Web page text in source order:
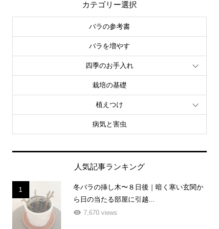
カテゴリー選択
バラの参考書
バラを増やす
四季のお手入れ
栽培の基礎
植えつけ
病気と害虫
人気記事ランキング
1
冬バラの挿し木〜８日後｜暗く寒い玄関か
ら日の当たる部屋に引越...
7,670 views